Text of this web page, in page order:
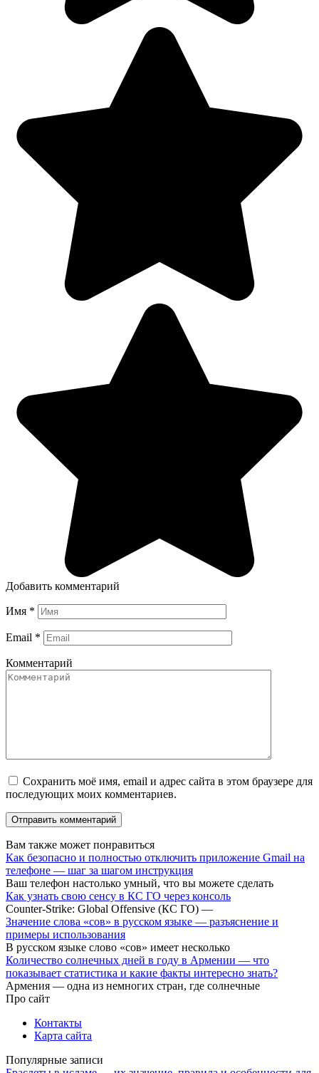
Добавить комментарий
Имя *
Email *
Комментарий
Сохранить моё имя, email и адрес сайта в этом браузере для
последующих моих комментариев.
Вам также может понравиться
Как безопасно и полностью отключить приложение Gmail на
телефоне — шаг за шагом инструкция
Ваш телефон настолько умный, что вы можете сделать
Как узнать свою сенсу в КС ГО через консоль
Counter-Strike: Global Offensive (КС ГО) —
Значение слова «сов» в русском языке — разъяснение и
примеры использования
В русском языке слово «сов» имеет несколько
Количество солнечных дней в году в Армении — что
показывает статистика и какие факты интересно знать?
Армения — одна из немногих стран, где солнечные
Про сайт
Контакты
Карта сайта
Популярные записи